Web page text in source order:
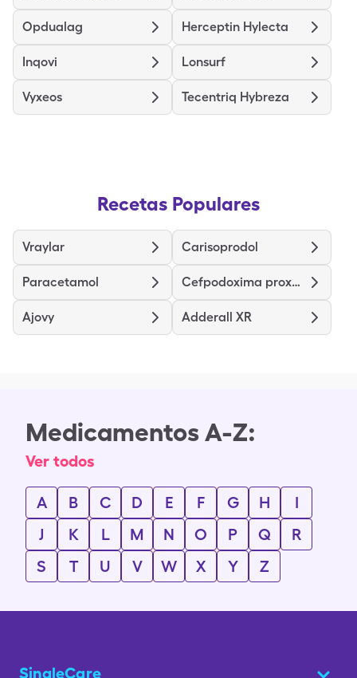
Opdualag Herceptin Hylecta
Inqovi Lonsurf
Vyxeos Tecentriq Hybreza
Recetas Populares
Vraylar Carisoprodol
Paracetamol Cefpodoxima proxetil
Ajovy Adderall XR
Medicamentos A-Z:
Ver todos
A B C D E F G H
I
J
K L M N O P Q
R
S
T U V W X Y Z
SingleCare